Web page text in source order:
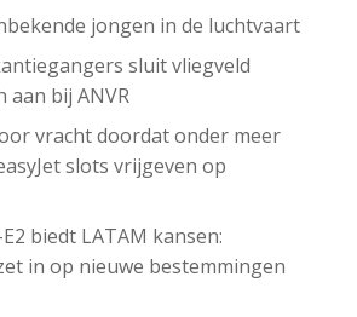
jongen in de luchtvaart
sluit vliegveld
aan bij ANVR
vracht doordat onder meer
slots vrijgeven op
biedt LATAM kansen:
in op nieuwe bestemmingen